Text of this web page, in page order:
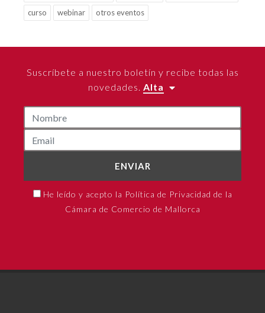
curso
webinar otros eventos
Suscríbete a nuestro boletín y recibe todas las
novedades. Alta
ENVIAR
He leído y acepto la Política de Privacidad de la
Cámara de Comercio de Mallorca